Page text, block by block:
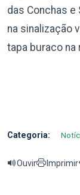
das Conchas e
na sinalização
tapa buraco na
Categoria:
Ouvir Imprimir